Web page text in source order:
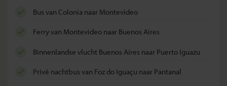
bus van Colonia naar Montevideo
ferry van Montevideo naar Buenos Aires
binnenlandse vlucht Buenos Aires naar Puerto Iguazu
privé nachtbus van Foz do Iguaçu naar Pantanal